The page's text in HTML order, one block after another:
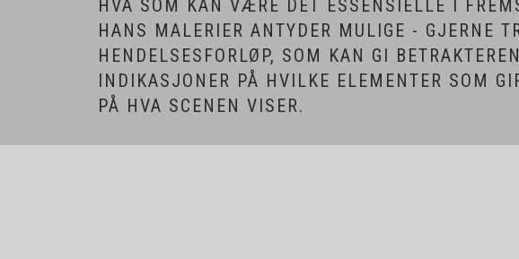
HVA SOM KAN VÆRE DET ESSENSIELLE I
HANS MALERIER ANTYDER MULIGE - GJERNE
HENDELSESFORLØP, SOM KAN GI BETRAKTEREN
INDIKASJONER PÅ HVILKE ELEMENTER SOM
PÅ HVA SCENEN VISER.